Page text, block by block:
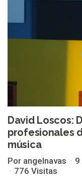
David Loscos:
profesionales
música
Por angelnavas
776 Visitas